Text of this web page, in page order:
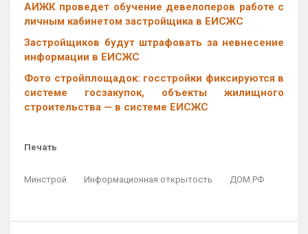
АИЖК проведет обучение девелоперов работе с
личным кабинетом застройщика в ЕИСЖС
Застройщиков будут штрафовать за невнесение
информации в ЕИСЖС
Фото стройплощадок: госстройки фиксируются в
системе госзакупок, объекты жилищного
строительства — в системе ЕИСЖС
Печать
Минстрой Информационная открытость ДОМ.РФ